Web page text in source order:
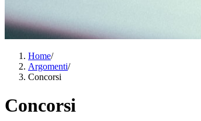
Home/
Argomenti/
Concorsi
Concorsi